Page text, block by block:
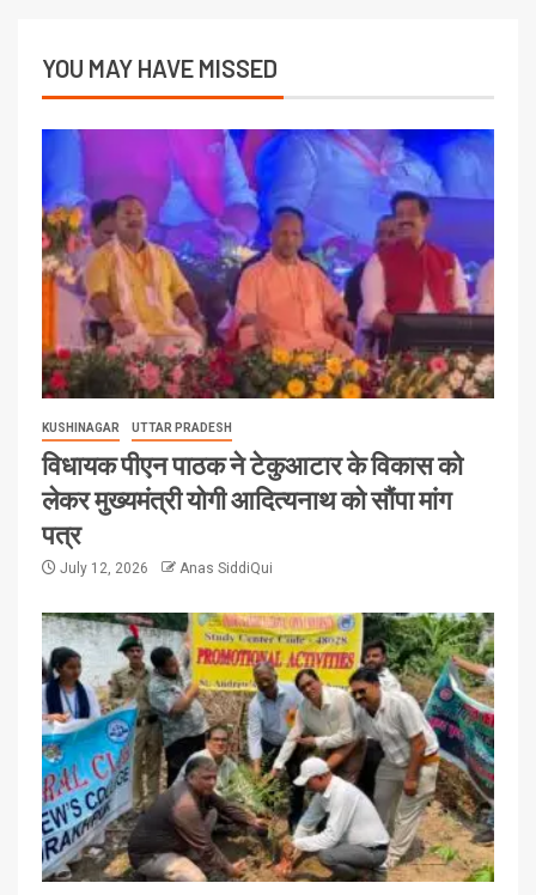
YOU MAY HAVE MISSED
KUSHINAGAR UTTAR PRADESH
विधायक पीएन पाठक ने टेकुआटार के विकास को
लेकर मुख्यमंत्री योगी आदित्यनाथ को सौंपा मांग
पत्र
July 12, 2026 Anas SiddiQui